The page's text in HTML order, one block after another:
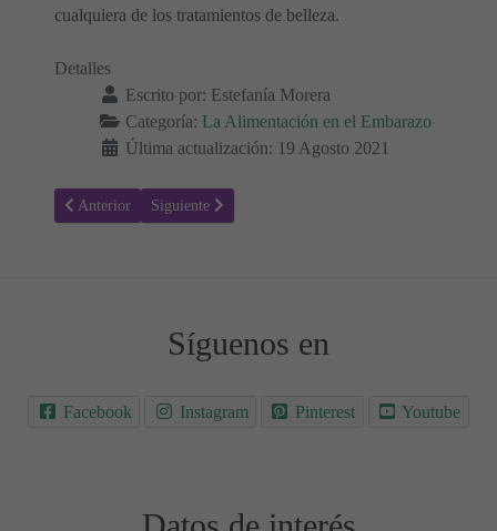
cualquiera de los tratamientos de belleza.
Detalles
Escrito por: Estefanía Morera
Categoría: La Alimentación en el Embarazo
Última actualización: 19 Agosto 2021
Artículo anterior: ¿Es segura la comida china durante el embarazo?
Anterior Artículo siguiente: ¿Es seguro comer dátiles durante el
Siguiente
Síguenos en
Facebook Instagram Pinterest Youtube